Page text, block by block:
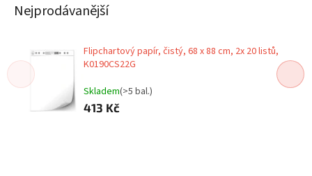
Nejprodávanější
Flipchartový papír, čistý, 68 x 88 cm, 2x 20 listů,
K0190CS22G
Skladem(>5 bal.)
413 Kč